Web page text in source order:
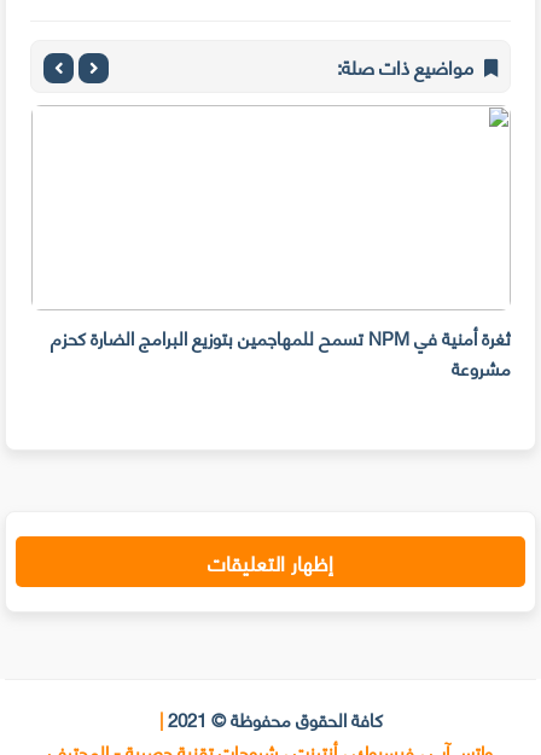
مواضيع ذات صلة:
ثغرة أمنية في NPM تسمح للمهاجمين بتوزيع البرامج الضارة كحزم
مشروعة
إظهار التعليقات
كافة الحقوق محفوظة © 2021 |